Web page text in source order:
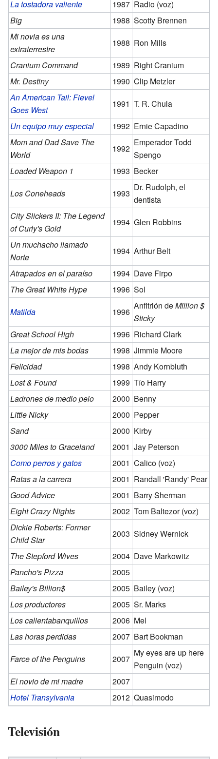
La tostadora valiente 1987 Radio (voz)
Big
1988 Scotty Brennen
Mi novia es una
extraterrestre
1988 Ron Mills
Cranium Command
1989 Right Cranium
Mr. Destiny
1990 Clip Metzler
An American Tail: Fievel
Goes West
1991 T. R. Chula
Un equipo muy especial
1992 Ernie Capadino
Mom and Dad Save The
World
1992
Emperador Todd
Spengo
Loaded Weapon 1
1993 Becker
Los Coneheads
1993
Dr. Rudolph, el
dentista
City Slickers II: The Legend
of Curly's Gold
1994 Glen Robbins
Un muchacho llamado
Norte
1994 Arthur Belt
Atrapados en el paraíso
1994 Dave Firpo
The Great White Hype
1996 Sol
Matilda
1996
Anfitrión deMillion $
Sticky
Great School High
1996 Richard Clark
La mejor de mis bodas
1998 Jimmie Moore
Felicidad
1998 Andy Kornbluth
Lost & Found
1999 Tío Harry
Ladrones de medio pelo
2000 Benny
Little Nicky
2000 Pepper
Sand
2000 Kirby
3000 Miles to Graceland
2001 Jay Peterson
Como perros y gatos
2001 Calico (voz)
Ratas a la carrera
2001 Randall 'Randy' Pear
Good Advice
2001 Barry Sherman
Eight Crazy Nights
2002 Tom Baltezor (voz)
Dickie Roberts: Former
Child Star
2003 Sidney Wernick
The Stepford Wives
2004 Dave Markowitz
Pancho's Pizza
2005
Bailey's Billion$
2005 Bailey (voz)
Los productores
2005 Sr. Marks
Los calientabanquillos
2006 Mel
Las horas perdidas
2007 Bart Bookman
Farce of the Penguins
2007
My eyes are up here
Penguin (voz)
El novio de mi madre
2007
Hotel Transylvania
2012 Quasimodo
Televisión